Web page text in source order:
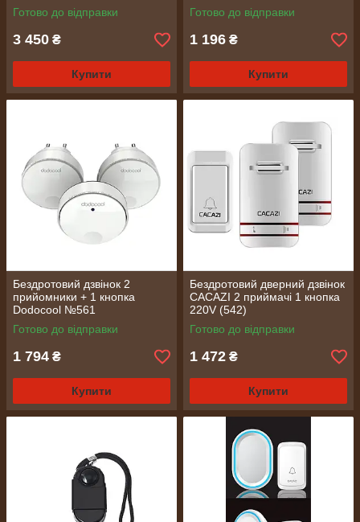
Готово до відправки
3 450 ₴
Купити
Готово до відправки
1 196 ₴
Купити
Бездротовий дзвінок 2
прийомники + 1 кнопка
Dodocool №561
Готово до відправки
1 794 ₴
Купити
Бездротовий дверний дзвінок
CACAZI 2 приймачі 1 кнопка
220V (542)
Готово до відправки
1 472 ₴
Купити